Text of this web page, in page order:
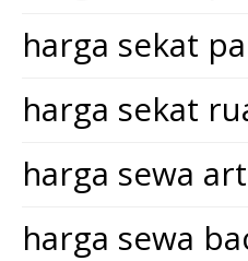
harga sekat
harga sekat
harga sewa
harga sewa